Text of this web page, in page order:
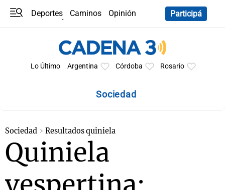
Deportes Caminos
Opinión
Participá
Lo Último Argentina Córdoba Rosario
Sociedad
Sociedad Resultados quiniela
Quiniela